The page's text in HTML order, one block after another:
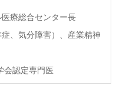
療総合センター長
、気分障害）、産業精神
会認定専門医